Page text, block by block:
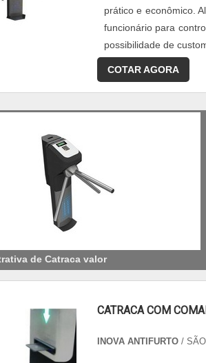
prático e econômico.
funcionário para
possibilidade de
COTAR AGORA
de Catraca valor
CATRACA COM
INOVA ANTIFURTO/ SÃO